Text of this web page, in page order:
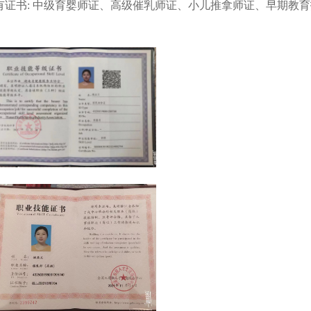
证书: 中级育婴师证、高级催乳师证、小儿推拿师证、早期教